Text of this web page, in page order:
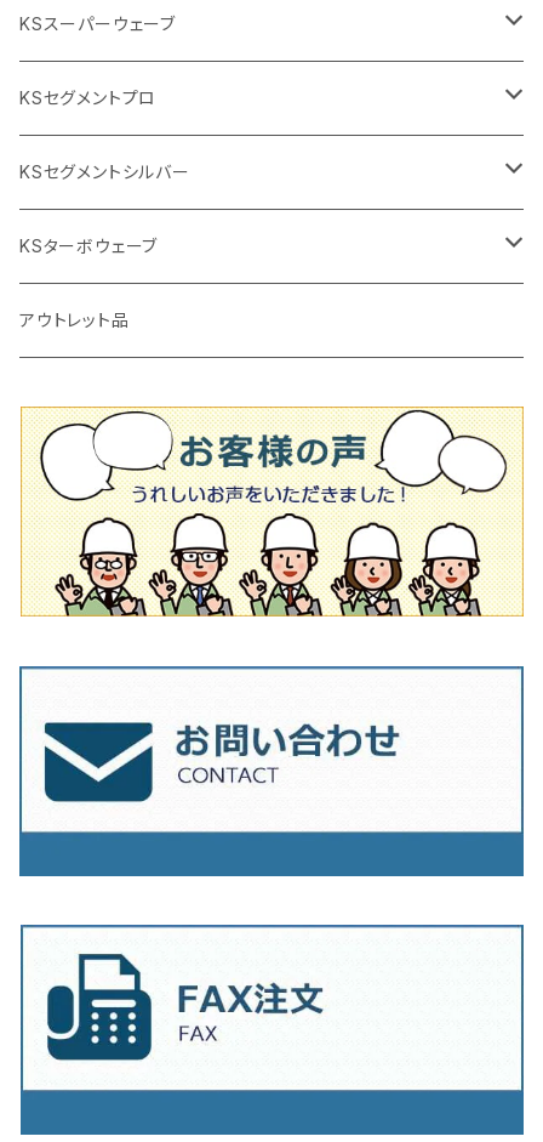
ダイヤモンドホイール
穴あけ用工具
タイルニッパー
プロ用鏝（こて）
吸着盤
その他
タイル針
高速回転
撹拌羽根
撹拌軸
押し切り（手動切断機
押し切り替え刃（手動切断機替え刃
タイル針
その他
電動工具
電動切断機
タイルパッチ（ビブラート
KSスーパーウェーブ
105mm（4インチ）
125ｍｍ（5インチ）
KSセグメントプロ
105mm（4インチ）
通常品
ビス穴付き
125mm（5インチ）
通常品
オフセットタイプ（ハットタイプ
150ｍｍ（6インチ）
205ｍｍ（8インチ）
230mm（9インチ）
KSセグメントシルバー
105mm（4インチ）
125mm（5インチ）
180mm（7インチ）
205mm（8インチ）
230mm（9インチ）
KSターボウェーブ
105mm（4インチ）
150ｍｍ（6インチ）
180ｍｍ（7インチ）
205mm（8インチ）
アウトレット品